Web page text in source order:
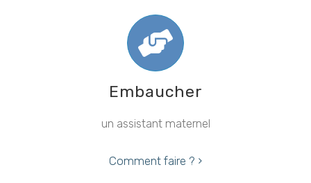
Embaucher
un assistant maternel
Comment faire ?